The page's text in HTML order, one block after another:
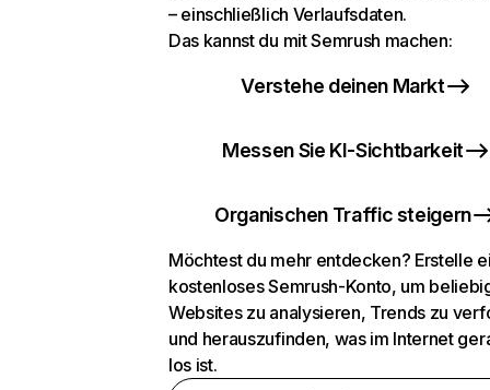
– einschließlich Verlaufsdaten.
Das kannst du mit Semrush machen:
Verstehe deinen Markt
Messen Sie KI-Sichtbarkeit
Organischen Traffic steigern
Möchtest du mehr entdecken? Erstelle
kostenloses Semrush-Konto, um
Websites zu analysieren, Trends zu
und herauszufinden, was im Internet
los ist.